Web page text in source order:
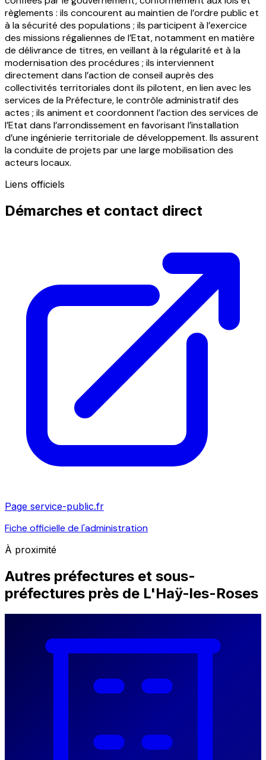
règlements : ils concourent au maintien de l’ordre public et
à la sécurité des populations ; ils participent à l’exercice
des missions régaliennes de l’Etat, notamment en matière
de délivrance de titres, en veillant à la régularité et à la
modernisation des procédures ; ils interviennent
directement dans l’action de conseil auprès des
collectivités territoriales dont ils pilotent, en lien avec les
services de la Préfecture, le contrôle administratif des
actes ; ils animent et coordonnent l’action des services de
l’Etat dans l’arrondissement en favorisant l’installation
d’une ingénierie territoriale de développement. Ils assurent
la conduite de projets par une large mobilisation des
acteurs locaux.
Liens officiels
Démarches et contact direct
Page service-public.fr
Fiche officielle de l'administration
À proximité
Autres préfectures et sous-
préfectures près de L'Haÿ-les-Roses